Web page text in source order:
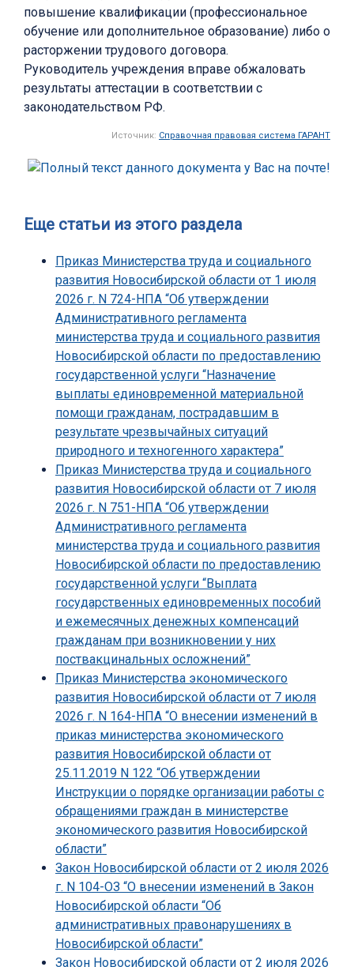
повышение квалификации (профессиональное
обучение или дополнительное образование) либо о
расторжении трудового договора.
Руководитель учреждения вправе обжаловать
результаты аттестации в соответствии с
законодательством РФ.
Источник: Справочная правовая система ГАРАНТ
Еще статьи из этого раздела
Приказ Министерства труда и социального
развития Новосибирской области от 1 июля
2026 г. N 724-НПА “Об утверждении
Административного регламента
министерства труда и социального развития
Новосибирской области по предоставлению
государственной услуги “Назначение
выплаты единовременной материальной
помощи гражданам, пострадавшим в
результате чрезвычайных ситуаций
природного и техногенного характера”
Приказ Министерства труда и социального
развития Новосибирской области от 7 июля
2026 г. N 751-НПА “Об утверждении
Административного регламента
министерства труда и социального развития
Новосибирской области по предоставлению
государственной услуги “Выплата
государственных единовременных пособий
и ежемесячных денежных компенсаций
гражданам при возникновении у них
поствакцинальных осложнений”
Приказ Министерства экономического
развития Новосибирской области от 7 июля
2026 г. N 164-НПА “О внесении изменений в
приказ министерства экономического
развития Новосибирской области от
25.11.2019 N 122 “Об утверждении
Инструкции о порядке организации работы с
обращениями граждан в министерстве
экономического развития Новосибирской
области”
Закон Новосибирской области от 2 июля 2026
г. N 104-ОЗ “О внесении изменений в Закон
Новосибирской области “Об
административных правонарушениях в
Новосибирской области”
Закон Новосибирской области от 2 июля 2026